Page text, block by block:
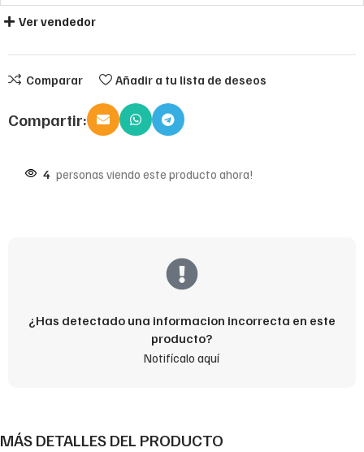
Ver vendedor
Comparar Añadir a tu lista de deseos
Compartir:
4 personas viendo este producto ahora!
¿Has detectado una informacion incorrecta en este
producto?
Notifícalo aquí
MÁS DETALLES DEL PRODUCTO